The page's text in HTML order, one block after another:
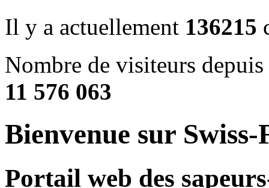
Il y a actuellement 136215
Nombre de visiteurs
11 576 063
Bienvenue sur
Portail web des